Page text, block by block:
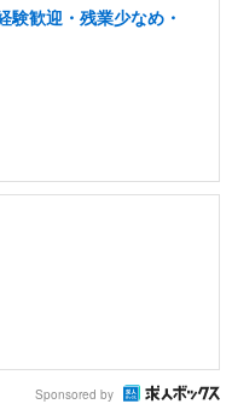
験歓迎・残業少なめ・
Sponsored by